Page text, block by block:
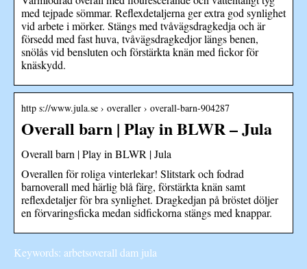
med tejpade sömmar. Reflexdetaljerna ger extra god synlighet
vid arbete i mörker. Stängs med tvåvägsdragkedja och är
försedd med fast huva, tvåvägsdragkedjor längs benen,
snölås vid bensluten och förstärkta knän med fickor för
knäskydd.
http s://www.jula.se › overaller › overall-barn-904287
Overall barn | Play in BLWR – Jula
Overall barn | Play in BLWR | Jula
Overallen för roliga vinterlekar! Slitstark och fodrad
barnoverall med härlig blå färg, förstärkta knän samt
reflexdetaljer för bra synlighet. Dragkedjan på bröstet döljer
en förvaringsficka medan sidfickorna stängs med knappar.
Keywords: arbetsoverall dam jula